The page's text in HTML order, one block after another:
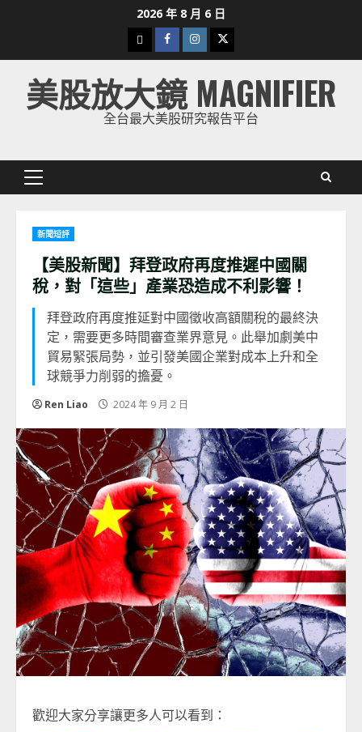
2026 年 8 月 6 日
下
載
美
股
Facebook
Instagram
Twitter
美股放大鏡 MAGNIFIER
全台最大美股研究報告平台
Primary
新聞短評
【美股新聞】拜登政府再度推遲中國關
稅，對「這些」產業恐造成不利影響！
拜登政府再度推延對中國徵收高額關稅的最終決
定，需要更多時間審查業界意見。此舉加劇美中
貿易緊張局勢，並引發美國企業對成本上升和全
球競爭力削弱的擔憂。
Ren Liao 2024 年 9 月 2 日
歡迎大家分享讓更多人可以看到：